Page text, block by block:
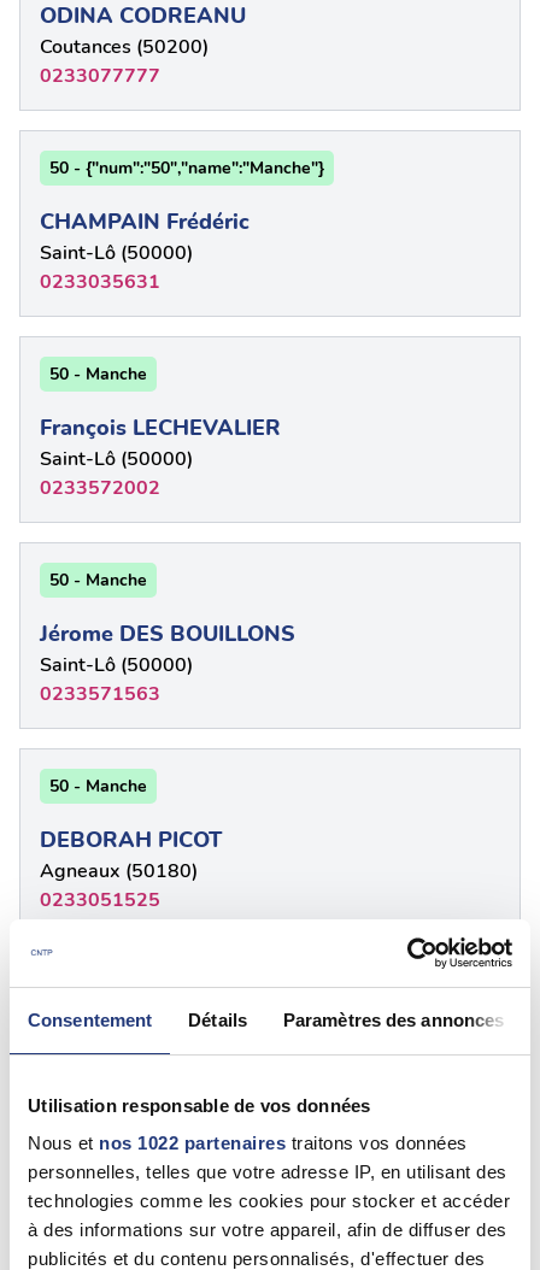
Consentement Détails Paramètres des annonces
Utilisation responsable de vos données
Nous et nos 1022 partenaires traitons vos données
personnelles, telles que votre adresse IP, en utilisant des
technologies comme les cookies pour stocker et accéder
à des informations sur votre appareil, afin de diffuser des
publicités et du contenu personnalisés, d'effectuer des
ODINA CODREANU
Coutances (50200)
0233077777
50 - {"num":"50","name":"Manche"}
CHAMPAIN Frédéric
Saint-Lô (50000)
0233035631
50 - Manche
François LECHEVALIER
Saint-Lô (50000)
0233572002
50 - Manche
Jérome DES BOUILLONS
Saint-Lô (50000)
0233571563
50 - Manche
DEBORAH PICOT
Agneaux (50180)
0233051525
50 - Manche
DEBORAH PICOT
0233728020
50 - Manche
EMMANUEL VIDON